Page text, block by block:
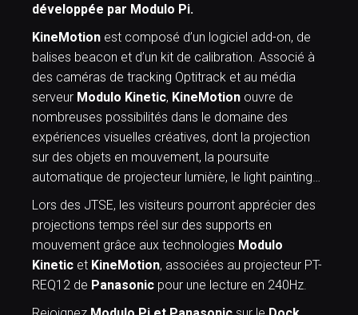
développée par Modulo Pi.
KineMotion est composé d’un logiciel add-on, de
balises beacon et d’un kit de calibration. Associé à
des caméras de tracking Optitrack et au média
serveur Modulo Kinetic, KineMotion ouvre de
nombreuses possibilités dans le domaine des
expériences visuelles créatives, dont la projection
sur des objets en mouvement, la poursuite
automatique de projecteur lumière, le light painting…
Lors des JTSE, les visiteurs pourront apprécier des
projections temps réel sur des supports en
mouvement grâce aux technologies Modulo
Kinetic et KineMotion, associées au projecteur PT-
REQ12 de Panasonic pour une lecture en 240Hz.